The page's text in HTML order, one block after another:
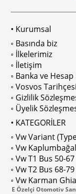
isteyenler için tercih
: AC711500 / 80500
• Kurumsal
◦ Basında biz
◦ İlkelerimiz
◦ İletişim
◦ Banka ve
◦ Vosvos Tarihçesi
◦ Gizlilik
◦ Üyelik
• KATEGORİLER
◦ Vw Variant
◦ Vw
◦ Vw T1 Bus 50-67
◦ Vw T2 Bus 68-79
◦ Vw Karman Ghia
E Özelçi Otomotiv